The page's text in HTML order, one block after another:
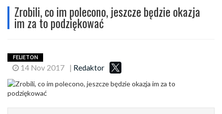
Zrobili, co im polecono, jeszcze będzie okazja
im za to podziękować
FELIETON
14 Nov 2017 | Redaktor